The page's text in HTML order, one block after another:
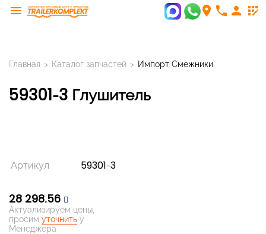
menu room phone person app_registration
Главная > Каталог запчастей > Импорт Смежники
59301-3 Глушитель
Артикул 59301-3
28 298,56
Актуализируем цены,
просим уточнить у
Менеджера